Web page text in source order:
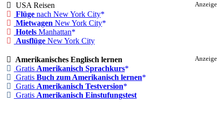
Anzeige
USA Reisen
Flüge nach New York City
Mietwagen New York City
Hotels Manhattan
Ausflüge New York City
Anzeige
Amerikanisches Englisch lernen
Gratis Amerikanisch Sprachkurs
Gratis Buch zum Amerikanisch lernen
Gratis Amerikanisch Testversion
Gratis Amerikanisch Einstufungstest